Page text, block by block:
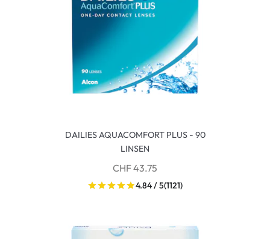
DAILIES AQUACOMFORT PLUS - 90
LINSEN
CHF 43.75
4.84 / 5(1121)